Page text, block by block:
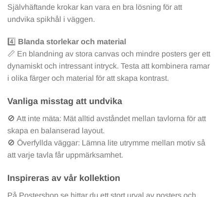
Självhäftande krokar kan vara en bra lösning för att
undvika spikhål i väggen.
4️⃣ Blanda storlekar och material
📏 En blandning av stora canvas och mindre posters ger ett
dynamiskt och intressant intryck. Testa att kombinera ramar
i olika färger och material för att skapa kontrast.
Vanliga misstag att undvika
🚫 Att inte mäta: Mät alltid avståndet mellan tavlorna för att
skapa en balanserad layout.
🚫 Överfyllda väggar: Lämna lite utrymme mellan motiv så
att varje tavla får uppmärksamhet.
Inspireras av vår kollektion
På Postershop.se hittar du ett stort urval av posters och